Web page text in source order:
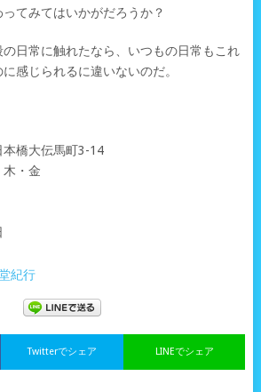
てみてはいかがだろうか？
日常に触れたなら、いつもの日常もこれ
感じられるに違いないのだ。
橋大伝馬町3-14
・金
紀行
LINEでシェア
Twitterでシェア